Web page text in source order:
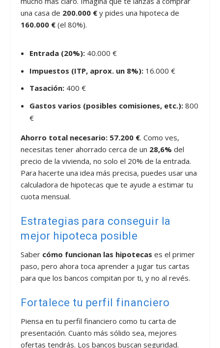
una casa de 200.000 € y pides una hipoteca de
160.000 € (el 80%).
Entrada (20%):40.000 €
Impuestos (ITP, aprox. un 8%):16.000 €
Tasación:400 €
Gastos varios (posibles comisiones, etc.):800
€
Ahorro total necesario: 57.200 €. Como ves,
necesitas tener ahorrado cerca de un 28,6% del
precio de la vivienda, no solo el 20% de la entrada.
Para hacerte una idea más precisa, puedes usar una
calculadora de hipotecas que te ayude a estimar tu
cuota mensual.
Estrategias para conseguir la
mejor hipoteca posible
Saber cómo funcionan las hipotecas es el primer
paso, pero ahora toca aprender a jugar tus cartas
para que los bancos compitan por ti, y no al revés.
Fortalece tu perfil financiero
Piensa en tu perfil financiero como tu carta de
presentación. Cuanto más sólido sea, mejores
ofertas tendrás. Los bancos buscan seguridad.